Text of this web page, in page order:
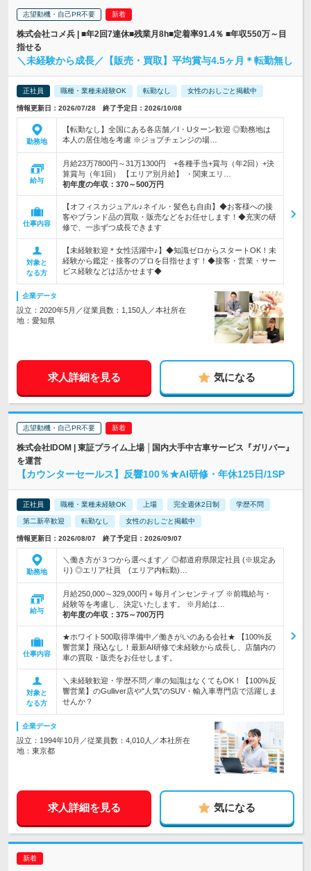
志望動機・自己PR不要
株式会社コメ兵 | ■年2回7連休■残業月8h■定着率91.4％ ■年収550万～目
指せる
＼未経験から成長／【販売・買取】平均賞与4.5ヶ月＊転勤無し
正社員 職種・業種未経験OK 転勤なし 女性のおしごと掲載中
情報更新日：2026/07/28 終了予定日：2026/10/08
勤務地
【転勤なし】全国にある各店舗／I・Uターン歓迎 ◎勤務地は
本人の居住地を考慮 ※ジョブチェンジの場…
給与
月給23万7800円～31万1300円 +各種手当+賞与（年2回）+決
算賞与（年1回） 【エリア別月給】 ・関東エリ…
初年度の年収： 370～500万円
仕事内容
【オフィスカジュアル♪ネイル・髪色も自由】◆お客様への接
客やブランド品の買取・販売などをお任せします！◆充実の研
修で、一歩ずつ成長できます
対象と
なる方
【未経験歓迎＊女性活躍中♪】◆知識ゼロからスタートOK！未
経験から鑑定・接客のプロを目指せます！◆接客・営業・サー
ビス経験などは活かせます◆
企業データ
設立：2020年5月／従業員数：1,150人／本社所在
地：愛知県
求人詳細を見る 気になる
志望動機・自己PR不要
株式会社IDOM | 東証プライム上場 │国内大手中古車サービス『ガリバー』
を運営
【カウンターセールス】反響100％★AI研修・年休125日/1SP
正社員 職種・業種未経験OK 上場 完全週休2日制 学歴不問
第二新卒歓迎 転勤なし 女性のおしごと掲載中
情報更新日：2026/08/07 終了予定日：2026/09/07
勤務地
＼働き方が３つから選べます／ ◎都道府県限定社員 (※規定あ
り) ◎エリア社員 (エリア内転勤)…
給与
月給250,000～329,000円＋毎月インセンティブ ※前職給与・
経験等を考慮し、決定いたします。 ※月給は…
初年度の年収： 375～700万円
仕事内容
★ホワイト500取得準備中／働きがいのある会社★ 【100%反
響営業】飛込なし！最新AI研修で未経験から成長し、店舗内の
車の買取・販売をお任せします。
対象と
なる方
＼未経験歓迎・学歴不問／車の知識はなくてもOK！【100%反
響営業】のGulliver店や"人気"のSUV・輸入車専門店で活躍しま
せんか？
企業データ
設立：1994年10月／従業員数：4,010人／本社所在
地：東京都
求人詳細を見る 気になる